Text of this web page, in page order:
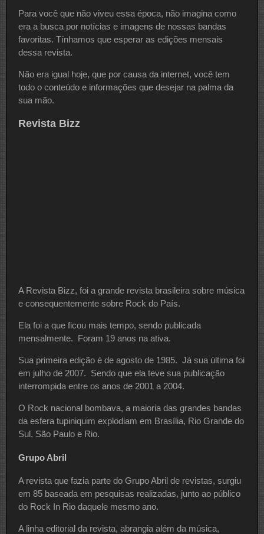
Para você que não viveu essa época, não imagina como
era a busca por notícias e imagens de nossas bandas
favoritas. Tínhamos que esperar as edições mensais
dessa revista.
Não era igual hoje, que por causa da internet, você tem
todo o conteúdo e informações que desejar na palma da
sua mão.
Revista Bizz
A Revista Bizz, foi a grande revista brasileira sobre música
e consequentemente sobre Rock do País.
Ela foi a que ficou mais tempo, sendo publicada
mensalmente. Foram 19 anos na ativa.
Sua primeira edição é de agosto de 1985. Já sua última foi
em julho de 2007. Sendo que ela teve sua publicação
interrompida entre os anos de 2001 a 2004.
O Rock nacional bombava, a maioria das grandes bandas
da esfera tupiniquim explodiam em Brasília, Rio Grande do
Sul, São Paulo e Rio.
Grupo Abril
A revista que fazia parte do Grupo Abril de revistas, surgiu
em 85 baseada em pesquisas realizadas, junto ao público
do Rock In Rio daquele mesmo ano.
A linha editorial da revista, abrangia além da música,